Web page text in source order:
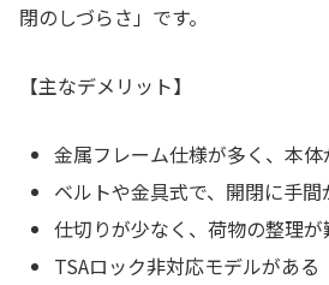
閉のしづらさ」です。
【主なデメリット】
金属フレーム仕様が多く、本体
ベルトや金具式で、開閉に手間
仕切りが少なく、荷物の整理が
TSAロック非対応モデルがある